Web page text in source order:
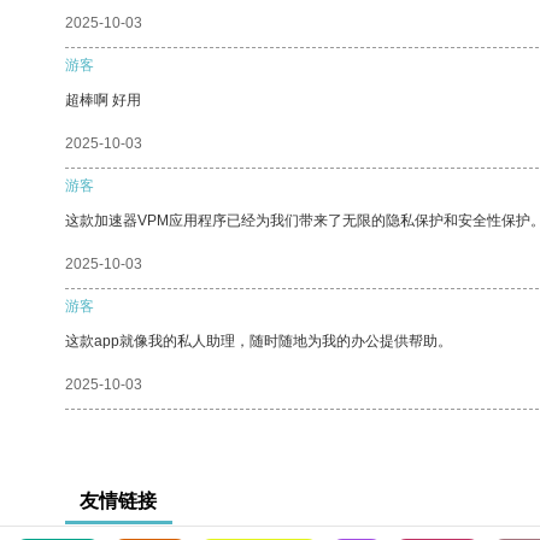
2025-10-03
游客
超棒啊 好用
2025-10-03
游客
这款加速器VPM应用程序已经为我们带来了无限的隐私保护和安全性保护
2025-10-03
游客
这款app就像我的私人助理，随时随地为我的办公提供帮助。
2025-10-03
友情链接